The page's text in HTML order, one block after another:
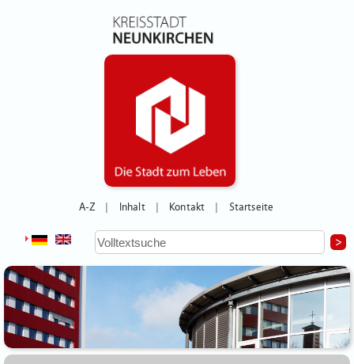
A-Z Inhalt Kontakt Startseite